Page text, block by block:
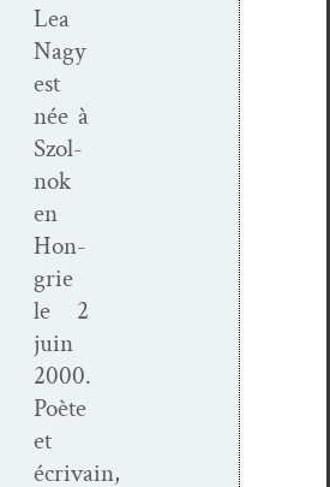
Lea
Nagy
est
née à
Szol­
nok
en
Hon­
grie
le 2
juin
2000.
Poète
et
écrivain,